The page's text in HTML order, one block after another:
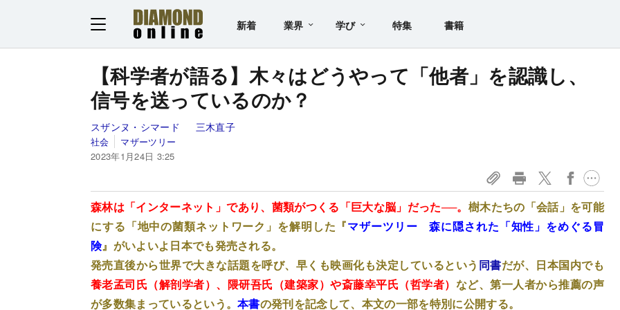
新着 業界 学び 特集 書籍
【科学者が語る】木々はどうやって「他者」を認識し、
信号を送っているのか？
スザンヌ・シマード 三木直子
社会
マザーツリー
2023年1月24日 3:25
森林は「インターネット」であり、菌類がつくる「巨大な脳」だった──。 樹木たちの「会話」を可能
にする「地中の菌類ネットワーク」を解明した『マザーツリー 森に隠された「知性」をめぐる冒
険』がいよいよ日本でも発売される。
発売直後から世界で大きな話題を呼び、早くも映画化も決定しているという 同書だが、日本国内でも
養老孟司氏（解剖学者）、隈研吾氏（建築家）や斎藤幸平氏（哲学者） など、第一人者から推薦の声
が多数集まっているという。本書の発刊を記念して、本文の一部を特別に公開する。